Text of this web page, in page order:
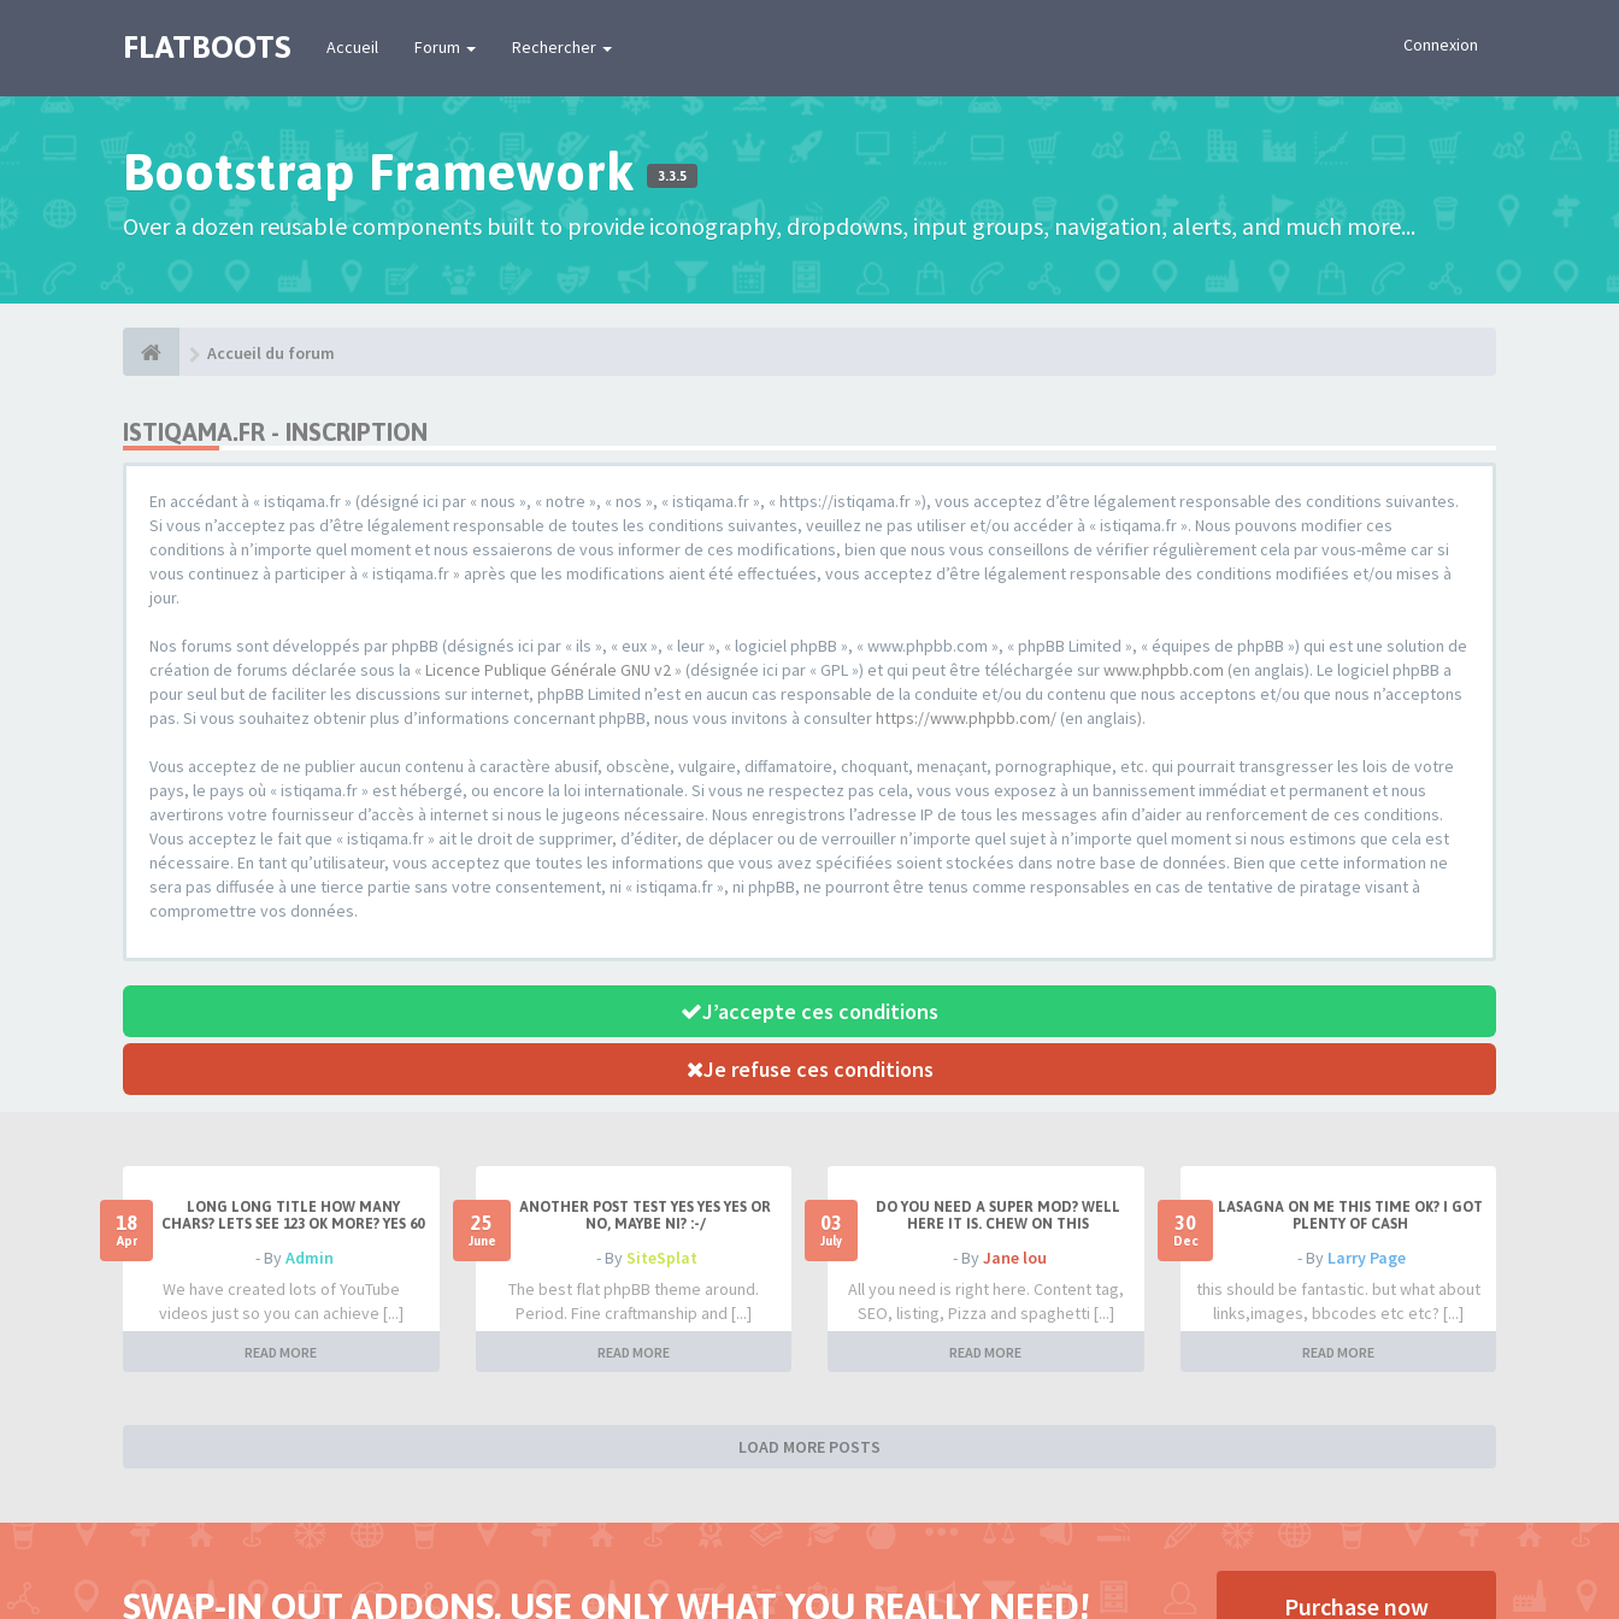
FLATBOOTS Accueil Forum Rechercher Connexion
Bootstrap Framework 3.3.5
Over a dozen reusable components built to provide iconography, dropdowns, input groups, navigation, alerts, and much more...
Accueil du forum
ISTIQAMA.FR - INSCRIPTION
En accédant à « istiqama.fr » (désigné ici par « nous », « notre », « nos », « istiqama.fr », « https://istiqama.fr »), vous acceptez d’être légalement responsable des conditions suivantes.
Si vous n’acceptez pas d’être légalement responsable de toutes les conditions suivantes, veuillez ne pas utiliser et/ou accéder à « istiqama.fr ». Nous pouvons modifier ces
conditions à n’importe quel moment et nous essaierons de vous informer de ces modifications, bien que nous vous conseillons de vérifier régulièrement cela par vous-même car si
vous continuez à participer à « istiqama.fr » après que les modifications aient été effectuées, vous acceptez d’être légalement responsable des conditions modifiées et/ou mises à
jour.
Nos forums sont développés par phpBB (désignés ici par « ils », « eux », « leur », « logiciel phpBB », « www.phpbb.com », « phpBB Limited », « équipes de phpBB ») qui est une solution de
création de forums déclarée sous la « Licence Publique Générale GNU v2 » (désignée ici par « GPL ») et qui peut être téléchargée surwww.phpbb.com (en anglais). Le logiciel phpBB a
pour seul but de faciliter les discussions sur internet, phpBB Limited n’est en aucun cas responsable de la conduite et/ou du contenu que nous acceptons et/ou que nous n’acceptons
pas. Si vous souhaitez obtenir plus d’informations concernant phpBB, nous vous invitons à consulter https://www.phpbb.com/ (en anglais).
Vous acceptez de ne publier aucun contenu à caractère abusif, obscène, vulgaire, diffamatoire, choquant, menaçant, pornographique, etc. qui pourrait transgresser les lois de votre
pays, le pays où « istiqama.fr » est hébergé, ou encore la loi internationale. Si vous ne respectez pas cela, vous vous exposez à un bannissement immédiat et permanent et nous
avertirons votre fournisseur d’accès à internet si nous le jugeons nécessaire. Nous enregistrons l’adresse IP de tous les messages afin d’aider au renforcement de ces conditions.
Vous acceptez le fait que « istiqama.fr » ait le droit de supprimer, d’éditer, de déplacer ou de verrouiller n’importe quel sujet à n’importe quel moment si nous estimons que cela est
nécessaire. En tant qu’utilisateur, vous acceptez que toutes les informations que vous avez spécifiées soient stockées dans notre base de données. Bien que cette information ne
sera pas diffusée à une tierce partie sans votre consentement, ni « istiqama.fr », ni phpBB, ne pourront être tenus comme responsables en cas de tentative de piratage visant à
compromettre vos données.
J’accepte ces conditions
Je refuse ces conditions
18
Apr
LONG LONG TITLE HOW MANY
CHARS? LETS SEE 123 OK MORE? YES 60
- ByAdmin
We have created lots of YouTube
videos just so you can achieve [...]
READ MORE
25
June
ANOTHER POST TEST YES YES YES OR
NO, MAYBE NI? :-/
- BySiteSplat
The best flat phpBB theme around.
Period. Fine craftmanship and [...]
READ MORE
03
July
DO YOU NEED A SUPER MOD? WELL
HERE IT IS. CHEW ON THIS
- By Jane lou
All you need is right here. Content tag,
SEO, listing, Pizza and spaghetti [...]
READ MORE
30
Dec
LASAGNA ON ME THIS TIME OK? I GOT
PLENTY OF CASH
- By Larry Page
this should be fantastic. but what about
links,images, bbcodes etc etc? [...]
READ MORE
LOAD MORE POSTS
SWAP-IN OUT ADDONS, USE ONLY WHAT YOU REALLY NEED! Purchase now